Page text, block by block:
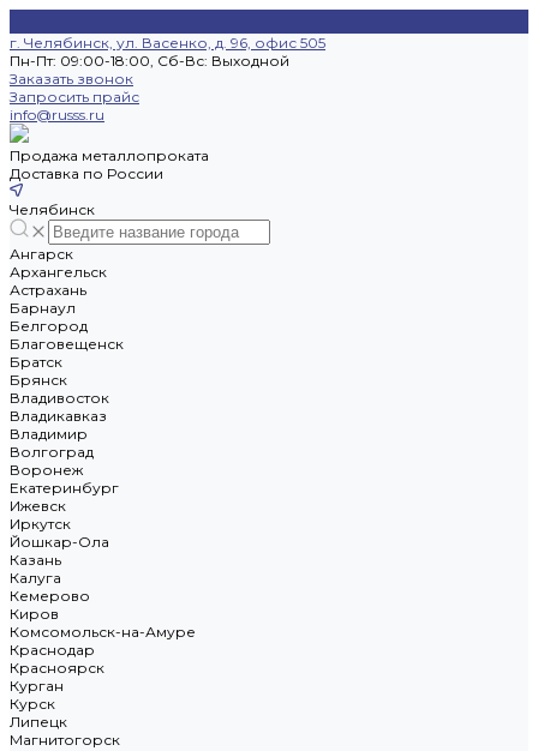
г. Челябинск, ул. Васенко, д. 96, офис 505
Пн-Пт: 09:00-18:00, Cб-Вс: Выходной
Заказать звонок
Запросить прайс
info@russs.ru
Продажа металлопроката
Доставка по России
Челябинск
Ангарск
Архангельск
Астрахань
Барнаул
Белгород
Благовещенск
Братск
Брянск
Владивосток
Владикавказ
Владимир
Волгоград
Воронеж
Екатеринбург
Ижевск
Иркутск
Йошкар-Ола
Казань
Калуга
Кемерово
Киров
Комсомольск-на-Амуре
Краснодар
Красноярск
Курган
Курск
Липецк
Магнитогорск